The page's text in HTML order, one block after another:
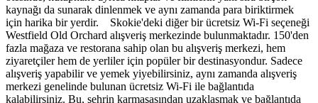
kaynağı da sunarak dinlenmek ve aynı zamanda para biriktirmek
için harika bir yerdir. Skokie'deki diğer bir ücretsiz Wi-Fi seçeneği
Westfield Old Orchard alışveriş merkezinde bulunmaktadır. 150'den
fazla mağaza ve restorana sahip olan bu alışveriş merkezi, hem
ziyaretçiler hem de yerliler için popüler bir destinasyondur. Sadece
alışveriş yapabilir ve yemek yiyebilirsiniz, aynı zamanda alışveriş
merkezi genelinde bulunan ücretsiz Wi-Fi ile bağlantıda
kalabilirsiniz. Bu, şehrin karmaşasından uzaklaşmak ve bağlantıda